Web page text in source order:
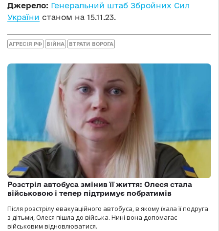
Джерело: Генеральний штаб Збройних Сил
України станом на 15.11.23.
АГРЕСІЯ РФ ВІЙНА ВТРАТИ ВОРОГА
Розстріл автобуса змінив її життя: Олеся стала
військовою і тепер підтримує побратимів
Після розстрілу евакуаційного автобуса, в якому їхала її подруга
з дітьми, Олеся пішла до війська. Нині вона допомагає
військовим відновлюватися.